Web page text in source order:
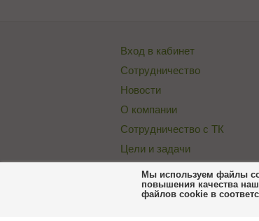
Вход в кабинет
Сотрудничество
Новости
О компании
Сотрудничество с ТК
Цели и задачи
Публичная оферта
Договор со складом
Мы используем файлы
повышения качества
файлов cookie в